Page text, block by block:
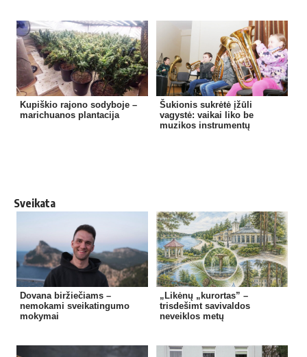
Kupiškio rajono sodyboje –
marichuanos plantacija
Šukionis sukrėtė įžūli
vagystė: vaikai liko be
muzikos instrumentų
Sveikata
Dovana biržiečiams –
nemokami sveikatingumo
mokymai
„Likėnų „kurortas” –
trisdešimt savivaldos
neveiklos metų